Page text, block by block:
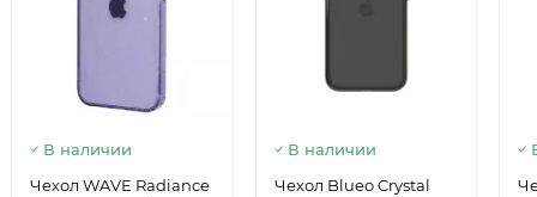
В наличии
Чехол WAVE Radiance
В наличии
Чехол Blueo Crystal